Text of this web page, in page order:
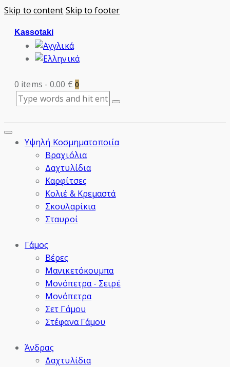
Skip to content Skip to footer
Kassotaki
0 items - 0.00 € 0
Υψηλή Κοσμηματοποιία
Βραχιόλια
Δαχτυλίδια
Καρφίτσες
Κολιέ & Κρεμαστά
Σκουλαρίκια
Σταυροί
Γάμος
Βέρες
Μανικετόκουμπα
Μονόπετρα - Σειρέ
Μονόπετρα
Σετ Γάμου
Στέφανα Γάμου
Άνδρας
Δαχτυλίδια